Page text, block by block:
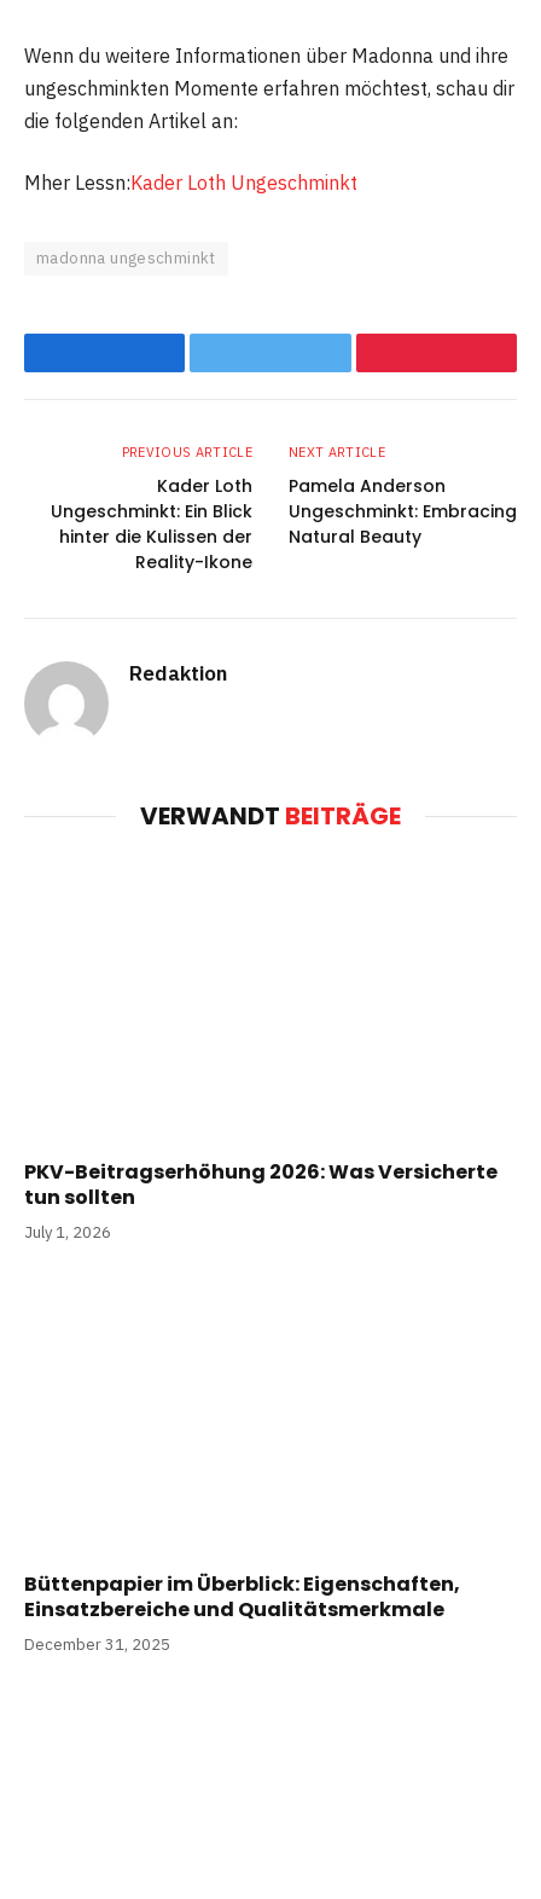
Wenn du weitere Informationen über Madonna und ihre
ungeschminkten Momente erfahren möchtest, schau dir
die folgenden Artikel an:
Mher Lessn:Kader Loth Ungeschminkt
madonna ungeschminkt
Facebook Twitter Pinterest
PREVIOUS ARTICLE
Kader Loth
Ungeschminkt: Ein Blick
hinter die Kulissen der
Reality-Ikone
NEXT ARTICLE
Pamela Anderson
Ungeschminkt: Embracing
Natural Beauty
Redaktion
VERWANDT BEITRÄGE
PKV-Beitragserhöhung 2026: Was Versicherte
tun sollten
July 1, 2026
Büttenpapier im Überblick: Eigenschaften,
Einsatzbereiche und Qualitätsmerkmale
December 31, 2025